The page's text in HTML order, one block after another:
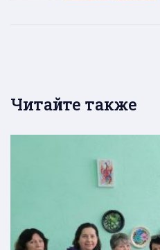
Читайте также